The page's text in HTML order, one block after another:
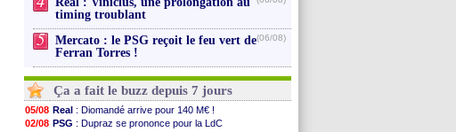
timing troublant
5
Mercato : le PSG reçoit le feu vert de
Ferran Torres !
(06/08)
Ça a fait le buzz depuis 7 jours
05/08 Real : Diomandé arrive pour 140 M€ !
02/08 PSG : Dupraz se prononce pour la LdC